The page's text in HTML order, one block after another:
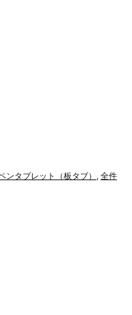
ンタブレット（板タブ） , 全件